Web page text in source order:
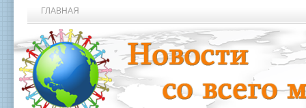
ГЛАВНАЯ